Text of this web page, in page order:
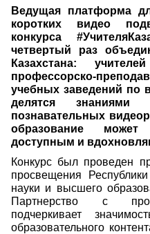
Ведущая платформа
коротких видео
конкурса
четвертый раз
Казахстана:
профессорско-
учебных заведений по
делятся
познавательных
образование
доступным и
Конкурс был проведен
просвещения
науки и высшего
Партнерство с
подчеркивает
образовательного